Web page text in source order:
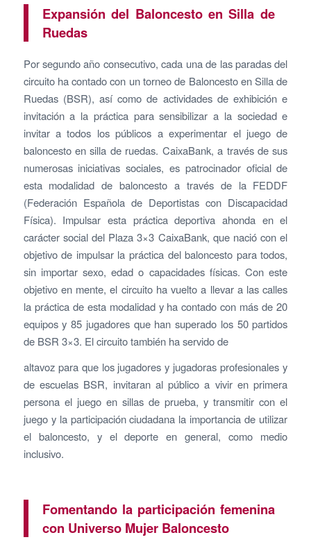
Expansión del Baloncesto en Silla de
Ruedas
Por segundo año consecutivo, cada una de las paradas del
circuito ha contado con un torneo de Baloncesto en Silla de
Ruedas (BSR), así como de actividades de exhibición e
invitación a la práctica para sensibilizar a la sociedad e
invitar a todos los públicos a experimentar el juego de
baloncesto en silla de ruedas. CaixaBank, a través de sus
numerosas iniciativas sociales, es patrocinador oficial de
esta modalidad de baloncesto a través de la FEDDF
(Federación Española de Deportistas con Discapacidad
Física). Impulsar esta práctica deportiva ahonda en el
carácter social del Plaza 3×3 CaixaBank, que nació con el
objetivo de impulsar la práctica del baloncesto para todos,
sin importar sexo, edad o capacidades físicas. Con este
objetivo en mente, el circuito ha vuelto a llevar a las calles
la práctica de esta modalidad y ha contado con más de 20
equipos y 85 jugadores que han superado los 50 partidos
de BSR 3×3. El circuito también ha servido de
altavoz para que los jugadores y jugadoras profesionales y
de escuelas BSR, invitaran al público a vivir en primera
persona el juego en sillas de prueba, y transmitir con el
juego y la participación ciudadana la importancia de utilizar
el baloncesto, y el deporte en general, como medio
inclusivo.
Fomentando la participación femenina
con Universo Mujer Baloncesto